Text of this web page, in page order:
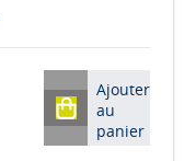
Ajouter
au
panier